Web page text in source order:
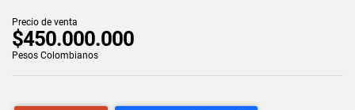
Precio de venta
$450.000.000
Pesos Colombianos